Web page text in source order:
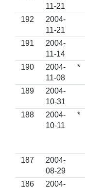
11-21
192
2004-
11-21
191
2004-
11-14
190
2004-
11-08
*
189
2004-
10-31
188
2004-
10-11
*
187
2004-
08-29
186
2004-